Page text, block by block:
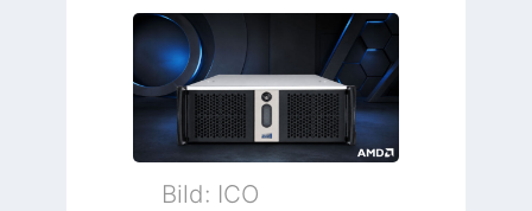
r
k
u
s
g
Bild: ICO